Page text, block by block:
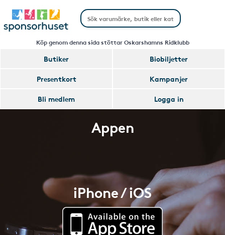
Köp genom denna sida stöttar Oskarshamns Ridklubb
Butiker
Biobiljetter
Presentkort
Kampanjer
Bli medlem
Logga in
Appen
iPhone / iOS